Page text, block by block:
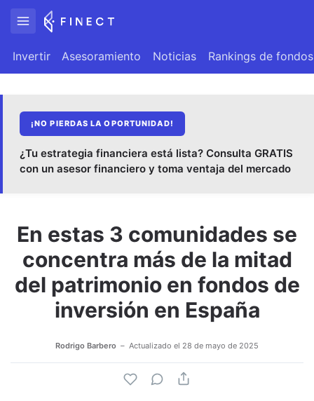
Invertir Asesoramiento Noticias Rankings de fondos
¡NO PIERDAS LA OPORTUNIDAD!
¿Tu estrategia financiera está lista? Consulta GRATIS
con un asesor financiero y toma ventaja del mercado
En estas 3 comunidades se
concentra más de la mitad
del patrimonio en fondos de
inversión en España
Rodrigo Barbero Actualizado el 28 de mayo de 2025